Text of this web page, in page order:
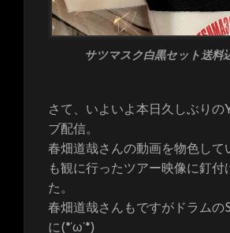
サツマスク白黒セット送料
さて、いよいよ本日久しぶりの
ブ配信。
春畑道哉さんの動画を物色して
も観に行ったツアー映像に釘付
た。
春畑道哉さんもですがドラムの
に(*’ω’*)